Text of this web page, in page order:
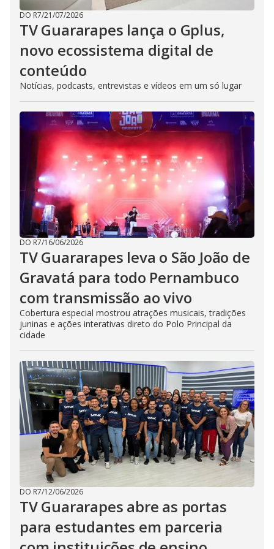
o
DO R7/21/07/2026
TV Guararapes lança o Gplus,
novo ecossistema digital de
conteúdo
Notícias, podcasts, entrevistas e vídeos em um só lugar
DO R7/16/06/2026
TV Guararapes leva o São João de
Gravatá para todo Pernambuco
com transmissão ao vivo
Cobertura especial mostrou atrações musicais, tradições
juninas e ações interativas direto do Polo Principal da
cidade
DO R7/12/06/2026
TV Guararapes abre as portas
para estudantes em parceria